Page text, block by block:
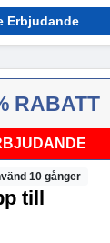
Erbjudande
RABATT
10 gånger
till